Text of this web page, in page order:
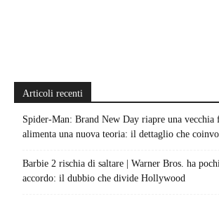
Articoli recenti
Spider-Man: Brand New Day riapre una
alimenta una nuova teoria: il dettaglio che
Barbie 2 rischia di saltare | Warner Bros. ha
accordo: il dubbio che divide Hollywood